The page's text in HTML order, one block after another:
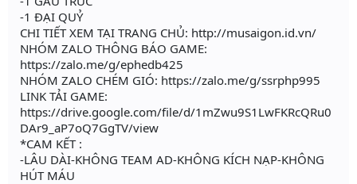
-1 ĐẠI QUỶ
CHI TIẾT XEM TẠI TRANG CHỦ: http://musaigon.id.vn/
NHÓM ZALO THÔNG BÁO GAME:
https://zalo.me/g/ephedb425
NHÓM ZALO CHÉM GIÓ: https://zalo.me/g/ssrphp995
LINK TẢI GAME:
https://drive.google.com/file/d/1mZwu9S1LwFKRcQRu0
DAr9_aP7oQ7GgTV/view
*CAM KẾT :
-LÂU DÀI-KHÔNG TEAM AD-KHÔNG KÍCH NẠP-KHÔNG
HÚT MÁU